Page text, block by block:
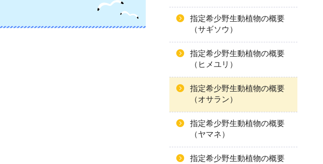
指定希少野生動植物の概要
（サギソウ）
指定希少野生動植物の概要
（ヒメユリ）
指定希少野生動植物の概要
（オサラン）
指定希少野生動植物の概要
（ヤマネ）
指定希少野生動植物の概要